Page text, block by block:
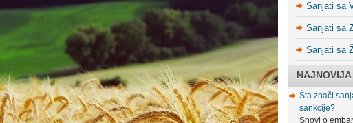
Sanjati sa
Sanjati sa
Sanjati sa
Šta znači
sankcije?
Snovi o